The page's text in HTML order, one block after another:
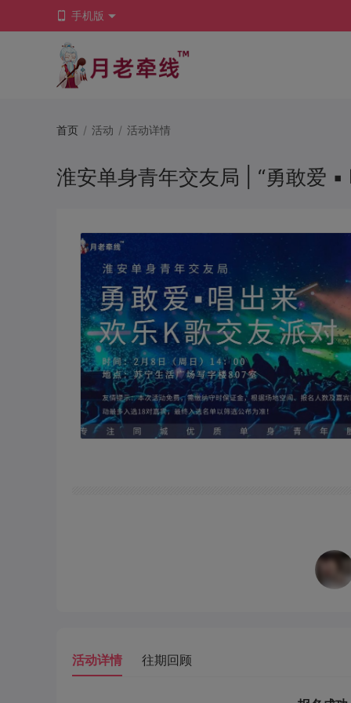
手机版
首页 / 活动 / 活动详情
淮安单身青年交友局 | “勇敢爱
活动详情 往期回顾